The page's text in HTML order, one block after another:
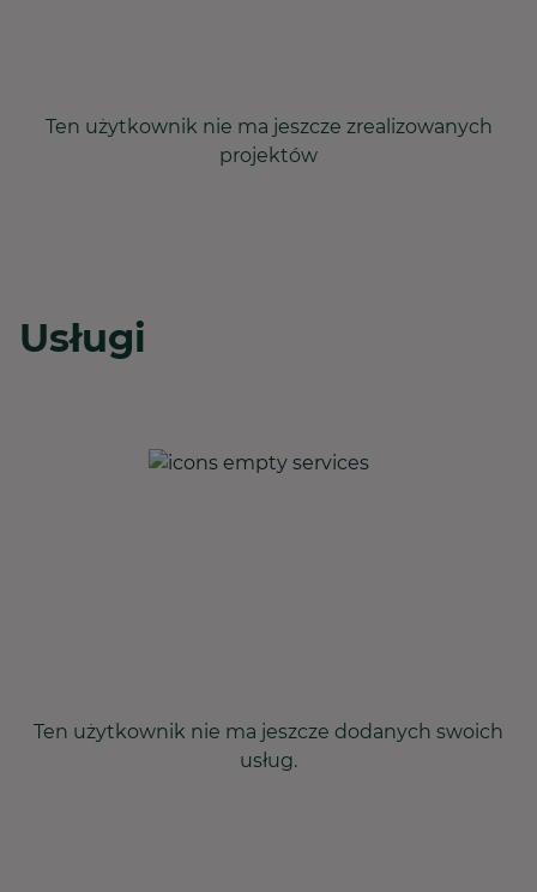
Ten użytkownik nie ma jeszcze zrealizowanych
projektów
Usługi
Ten użytkownik nie ma jeszcze dodanych swoich
usług.